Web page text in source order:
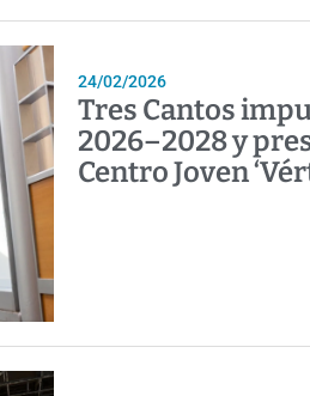
24/02/2026
Tres Cantos
2026–2028 y
Centro Joven